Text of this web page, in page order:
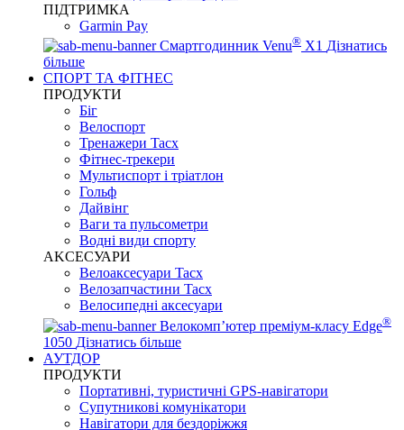
ПІДТРИМКА
Garmin Pay
Смартгодинник Venu® X1 Дізнатись
більше
СПОРТ ТА ФІТНЕС
ПРОДУКТИ
Біг
Велоспорт
Тренажери Tacx
Фітнес-трекери
Мультиспорт і тріатлон
Гольф
Дайвінг
Ваги та пульсометри
Водні види спорту
AKCЕСУАРИ
Велоаксесуари Tacx
Велозапчастини Tacx
Велосипедні аксесуари
Велокомп’ютер преміум-класу Edge®
1050 Дізнатись більше
АУТДОР
ПРОДУКТИ
Портативні, туристичні GPS-навігатори
Супутникові комунікатори
Навігатори для бездоріжжя